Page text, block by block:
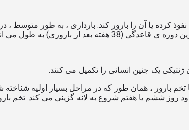
یک جنین انسانی را تکمیل می کنند.
تخم بارور ، همان طور که در مراحل بسیار اولیه
روز ششم یا هفتم شروع به لانه گزینی می کند. تخم